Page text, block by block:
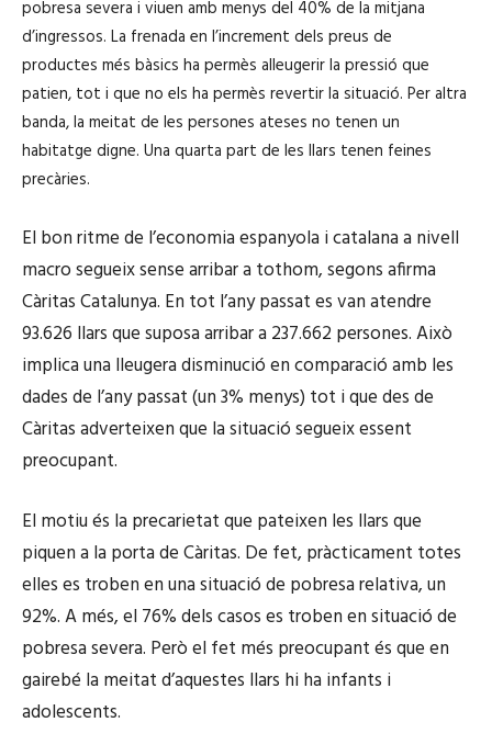
pobresa severa i viuen amb menys del 40% de la mitjana
d’ingressos. La frenada en l’increment dels preus de
productes més bàsics ha permès alleugerir la pressió que
patien, tot i que no els ha permès revertir la situació. Per altra
banda, la meitat de les persones ateses no tenen un
habitatge digne. Una quarta part de les llars tenen feines
precàries.
El bon ritme de l’economia espanyola i catalana a nivell
macro segueix sense arribar a tothom, segons afirma
Càritas Catalunya. En tot l’any passat es van atendre
93.626 llars que suposa arribar a 237.662 persones. Això
implica una lleugera disminució en comparació amb les
dades de l’any passat (un 3% menys) tot i que des de
Càritas adverteixen que la situació segueix essent
preocupant.
El motiu és la precarietat que pateixen les llars que
piquen a la porta de Càritas. De fet, pràcticament totes
elles es troben en una situació de pobresa relativa, un
92%. A més, el 76% dels casos es troben en situació de
pobresa severa. Però el fet més preocupant és que en
gairebé la meitat d’aquestes llars hi ha infants i
adolescents.